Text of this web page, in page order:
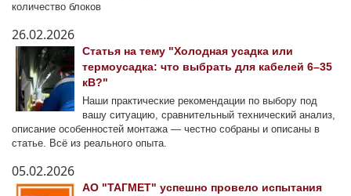
количество блоков
26.02.2026
Статья на тему "Холодная усадка или
термоусадка: что выбрать для кабелей 6–35
кВ?"
Наши практические рекомендации по выбору под
вашу ситуацию, сравнительный технический анализ,
описание особенностей монтажа — честно собраны и описаны в
статье. Всё из реального опыта.
05.02.2026
АО "ТАГМЕТ" успешно провело испытания